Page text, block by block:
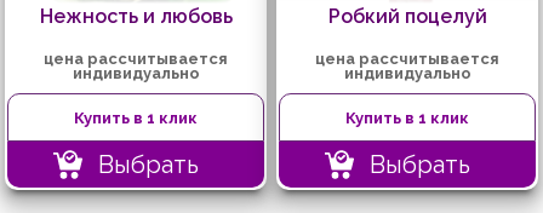
Нежность и любовь
цена рассчитывается
индивидуально
Купить в 1 клик
Выбрать
Робкий поцелуй
цена рассчитывается
индивидуально
Купить в 1 клик
Выбрать